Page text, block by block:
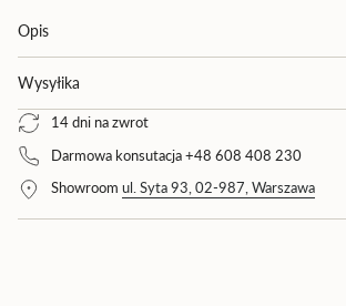
</span>
w
koszyku",
"decrease"=>"Zmniejsz
ilość
produktu
{{
product
}}",
Opis
Wysyłika
14 dni na zwrot
Darmowa konsutacja +48 608 408 230
Showroom ul. Syta 93, 02-987, Warszawa